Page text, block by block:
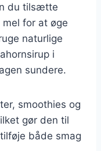
du tilsætte
for at øge
naturlige
i
sundere.
smoothies og
gør den til
både smag